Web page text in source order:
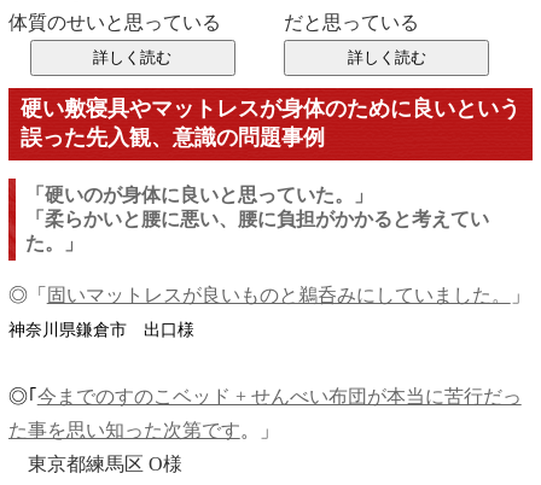
体質のせいと思っている
だと思っている
硬い敷寝具やマットレスが身体のために良いという
誤った先入観、意識の問題事例
「硬いのが身体に良いと思っていた。」
「柔らかいと腰に悪い、腰に負担がかかると考えてい
た。」
◎「 固いマットレスが良いものと鵜呑みにしていました。 」
神奈川県鎌倉市 出口様
◎｢ 今までのすのこベッド + せんべい布団が本当に苦行だっ
た事を思い知った次第です。」
東京都練馬区 O様